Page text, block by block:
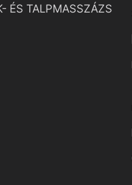
ÉS TALPMASSZÁZS